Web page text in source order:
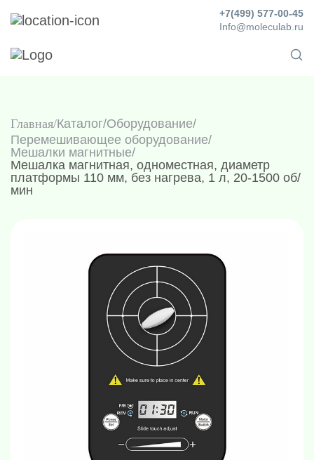
Info@moleculab.ru
+7(499) 577-00-45
Главная Каталог/Оборудование/
Перемешивающее оборудование/
Мешалки магнитные/
Мешалка магнитная, одноместная, диаметр
платформы 110 мм, без нагрева, 1 л, 20-1500 об/
мин